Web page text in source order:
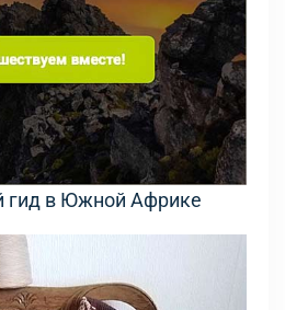
гид в Южной Африке